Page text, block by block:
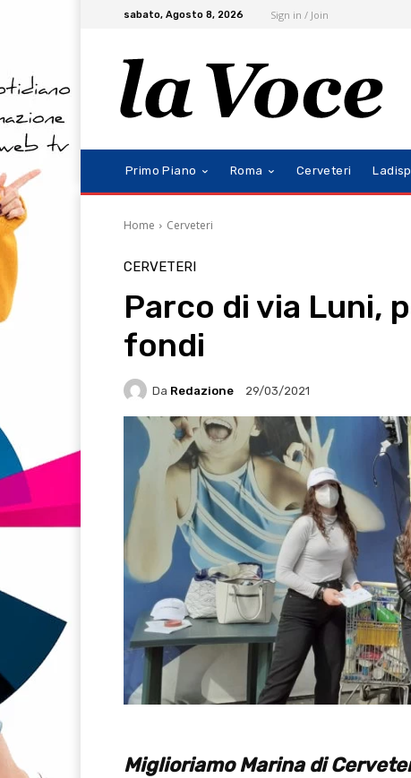
sabato, Agosto 8, 2026 Sign in / Join
Primo Piano Roma Cerveteri
Home Cerveteri
CERVETERI
Parco di via Luni,
fondi
Da Redazione 29/03/2021
Miglioriamo Marina di